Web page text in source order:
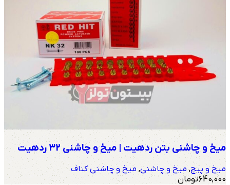
میخ و چاشنی بتن ردهیت | میخ و چاشنی 32 ردهیت
میخ و پیچ, میخ و چاشنی, میخ و چاشنی کناف
640,000تومان